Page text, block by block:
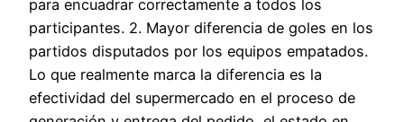
para encuadrar correctamente a todos los
participantes. 2. Mayor diferencia de goles en los
partidos disputados por los equipos empatados.
Lo que realmente marca la diferencia es la
efectividad del supermercado en el proceso de